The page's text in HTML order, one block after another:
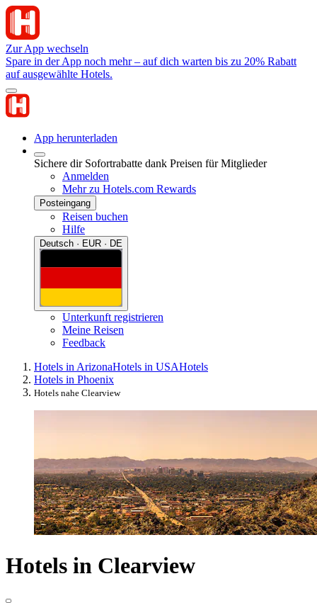
Zur App wechseln
Spare in der App noch mehr – auf dich warten bis zu 20% Rabatt
auf ausgewählte Hotels.
App herunterladen
Sichere dir Sofortrabatte dank Preisen für Mitglieder
Anmelden
Mehr zu Hotels.com Rewards
Posteingang
Reisen buchen
Hilfe
Deutsch · EUR · DE
Unterkunft registrieren
Meine Reisen
Feedback
Hotels in ArizonaHotels in USAHotels
Hotels in Phoenix
Hotels nahe Clearview
Hotels in Clearview